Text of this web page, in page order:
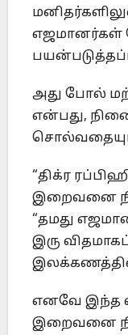
எஜமானர்கள்
அது போல்
என்பது,
சொல்வதையும்
“திக்ர
இறைவனை
“தமது
இரு
எனவே இந்த
இறைவனை